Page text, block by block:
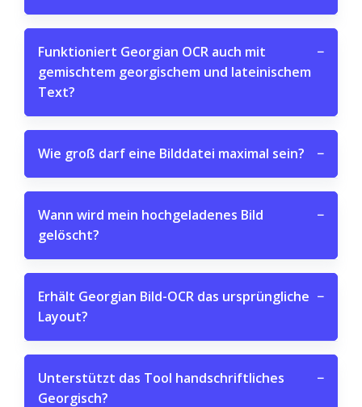
Funktioniert Georgian OCR auch mit
gemischtem georgischem und lateinischem
Text?
−
Wie groß darf eine Bilddatei maximal sein? −
Wann wird mein hochgeladenes Bild
gelöscht?
−
Erhält Georgian Bild-OCR das ursprüngliche
Layout?
−
Unterstützt das Tool handschriftliches
Georgisch?
−